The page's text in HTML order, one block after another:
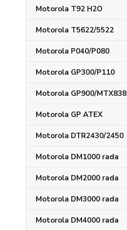
Motorola T92 H2O
Motorola T5622/5522
Motorola P040/P080
Motorola GP300/P110
Motorola GP900/MTX838
Motorola GP ATEX
Motorola DTR2430/2450
Motorola DM1000 rada
Motorola DM2000 rada
Motorola DM3000 rada
Motorola DM4000 rada